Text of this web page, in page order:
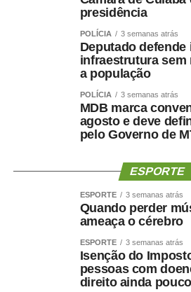
pessoas mais velhas, sedentárias,
muito restritivas ou a tratamentos
Mesmo com o avanço dos
obesidade, o objetivo não deve ser
número na balança. O tratamento
músculo, reduzir gordura visceral,
O paciente não deve apenas ficar
mais saudável, mais forte e
Por que o
a saúde cerebral?
presidência
POLÍCIA 3 semanas atrás
Deputado
infraestrutura
a população
POLÍCIA 3 semanas atrás
MDB marca
agosto e deve
pelo Governo de
ESPORTE
ESPORTE 3 semanas atrás
Quando perder
ameaça o cérebro
ESPORTE 3 semanas atrás
Isenção do
pessoas com
direito ainda